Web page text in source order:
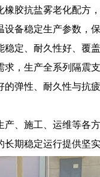
胶抗盐雾老化配方
备稳定生产参数，
定、耐久性好、覆
，生产全系列隔震
弹性、耐久性与抗
、施工、运维等各
期稳定运行提供坚实